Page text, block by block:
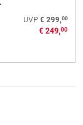
UVP € 299,00
€ 249,00